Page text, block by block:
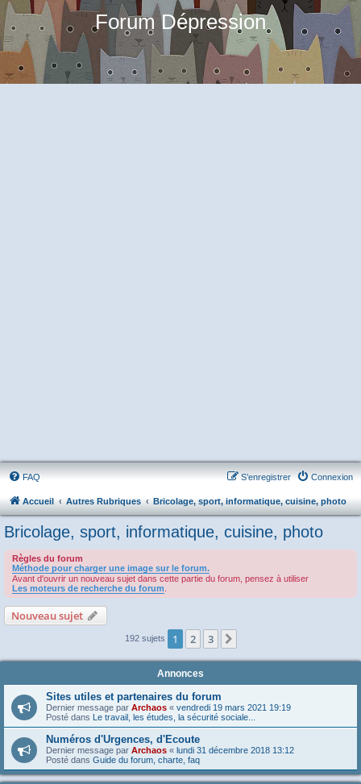
Forum Dépression
FAQ Connexion
S’enregistrer
Accueil Autres Rubriques Bricolage, sport, informatique, cuisine, photo
Bricolage, sport, informatique, cuisine, photo
Règles du forum
Méthode pour charger une image sur le forum.
Avant d'ouvrir un nouveau sujet dans cette partie du forum, pensez à utiliser
Les moteurs de recherche du forum
Nouveau sujet
192 sujets 1 2 3
Annonces
Sites utiles et partenaires du forum
Dernier message par Archaos « vendredi 19 mars 2021 19:19
Posté dans Le travail, les études, la sécurité sociale...
Numéros d'Urgences, d'Ecoute
Dernier message par Archaos « lundi 31 décembre 2018 13:12
Posté dans Guide du forum, charte, faq